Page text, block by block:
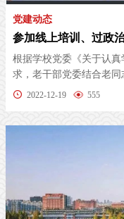
党建动态
根据学校党委《关于认
求，老干部党委结合老
十大精神...
2022-12-19 555